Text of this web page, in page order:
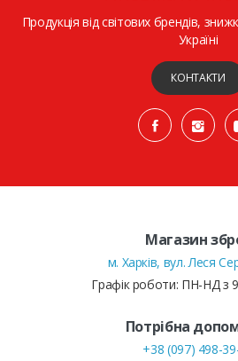
Продукція від світових брендів,
Україні
КОНТАКТИ
Магазин
м. Харків, вул. Леся
Графік роботи: ПН-НД з
Потрібна
+38 (097) 498-